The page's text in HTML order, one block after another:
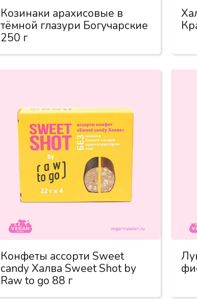
Козинаки арахисовые в
тёмной глазури Богучарские
250 г
Конфеты ассорти Sweet
candy Халва Sweet Shot by
Raw to go 88 г